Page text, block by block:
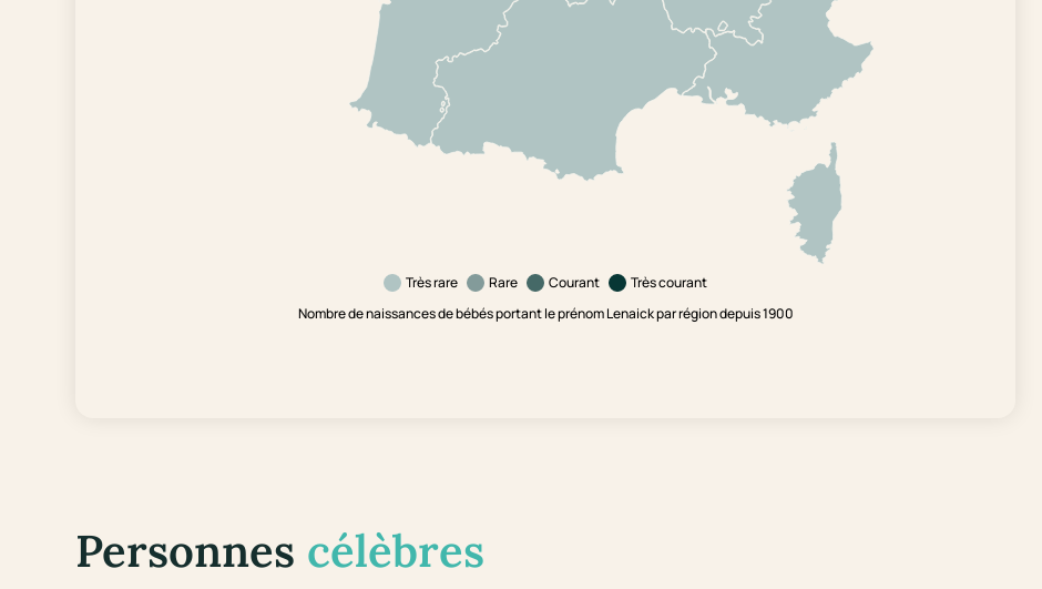
Très rare Rare Courant
Très courant
Nombre de naissances de bébés portant le prénom Lenaick par région depuis 1900
Personnes célèbres